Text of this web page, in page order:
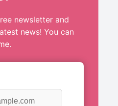
newsletter and
news! You can